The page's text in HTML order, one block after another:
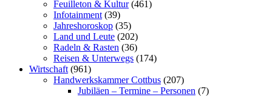
Feuilleton & Kultur(461)
Infotainment (39)
Jahreshoroskop (35)
Land und Leute (202)
Radeln & Rasten (36)
Reisen & Unterwegs (174)
Wirtschaft (961)
Handwerkskammer Cottbus (207)
Jubiläen – Termine – Personen (7)